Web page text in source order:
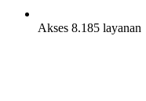
Akses 8.185 layanan